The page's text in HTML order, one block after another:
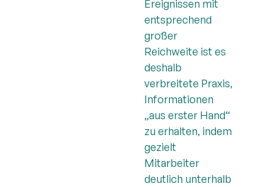
Ereignissen mit
entsprechend
großer
Reichweite ist es
deshalb
verbreitete Praxis,
Informationen
„aus erster Hand“
zu erhalten, indem
gezielt
Mitarbeiter
deutlich unterhalb